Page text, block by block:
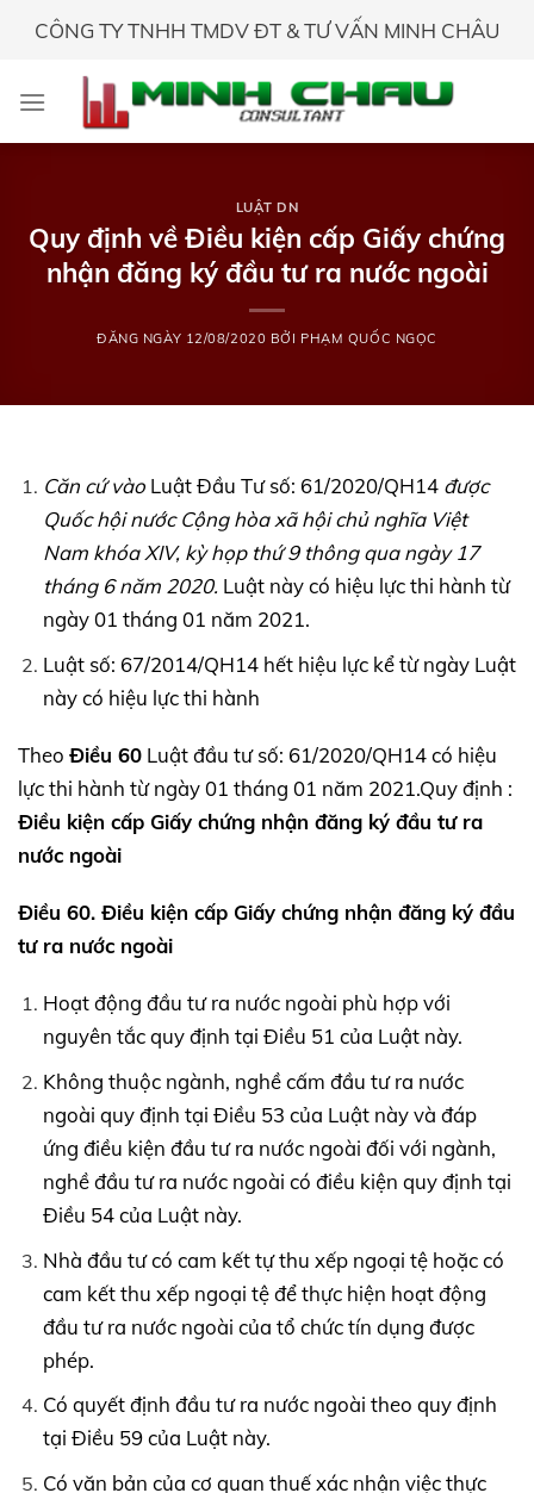
CÔNG TY TNHH TMDV ĐT & TƯ VẤN MINH CHÂU
LUẬT DN
Quy định về Điều kiện cấp Giấy chứng
nhận đăng ký đầu tư ra nước ngoài
ĐĂNG NGÀY 12/08/2020 BỞI PHẠM QUỐC NGỌC
Căn cứ vào Luật Đầu Tư số: 61/2020/QH14 được
Quốc hội nước Cộng hòa xã hội chủ nghĩa Việt
Nam khóaXIV, kỳ họp thứ 9 thông qua ngày 17
tháng 6 năm 2020.Luật này có hiệu lực thi hành từ
ngày 01 tháng 01 năm 2021.
Luật số: 67/2014/QH14 hết hiệu lực kể từ ngày Luật
này có hiệu lực thi hành
Theo Điều 60 Luật đầu tư số: 61/2020/QH14 có hiệu
lực thi hành từ ngày 01 tháng 01 năm 2021.Quy định :
Điều kiện cấp Giấy chứng nhận đăng ký đầu tư ra
nước ngoài
Điều 60. Điều kiện cấp Giấy chứng nhận đăng ký đầu
tư ra nước ngoài
Hoạt động đầu tư ra nước ngoài phù hợp với
nguyên tắc quy định tại Điều 51 của Luật này.
Không thuộc ngành, nghề cấm đầu tư ra nước
ngoài quy định tại Điều 53 của Luật này và đáp
ứng điều kiện đầu tư ra nước ngoài đối với ngành,
nghề đầu tư ra nước ngoài có điều kiện quy định tại
Điều 54 của Luật này.
Nhà đầu tư có cam kết tự thu xếp ngoại tệ hoặc có
cam kết thu xếp ngoại tệ để thực hiện hoạt động
đầu tư ra nước ngoài của tổ chức tín dụng được
phép.
Có quyết định đầu tư ra nước ngoài theo quy định
tại Điều 59 của Luật này.
Có văn bản của cơ quan thuế xác nhận việc thực